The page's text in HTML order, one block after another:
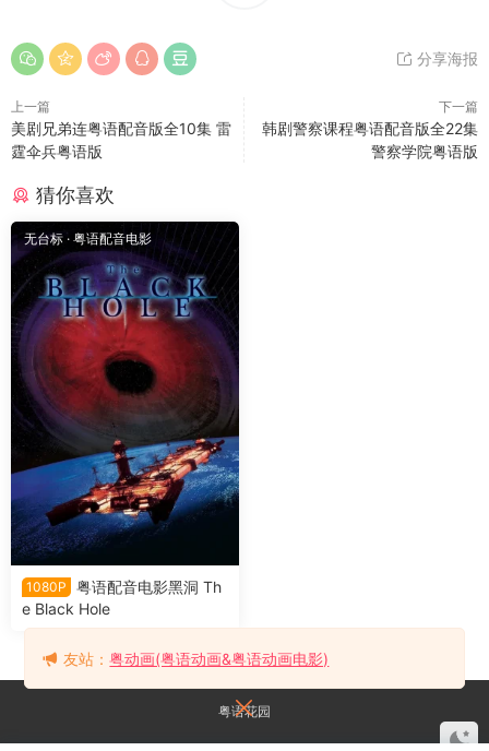
分享海报
上一篇
美剧兄弟连粤语配音版全10集 雷
霆伞兵粤语版
下一篇
韩剧警察课程粤语配音版全22集
警察学院粤语版
猜你喜欢
无台标 · 粤语配音电影
1080P
粤语配音电影黑洞 Th
e Black Hole
粤语花园
友站：粤动画(粤语动画&粤语动画电影)